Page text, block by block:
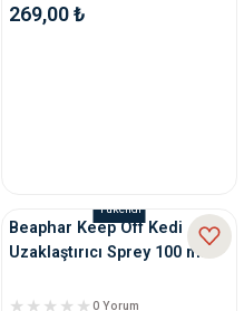
269,00 ₺
Tükendi
Beaphar Keep Off Kedi
Uzaklaştırıcı Sprey 100 ml
0 Yorum